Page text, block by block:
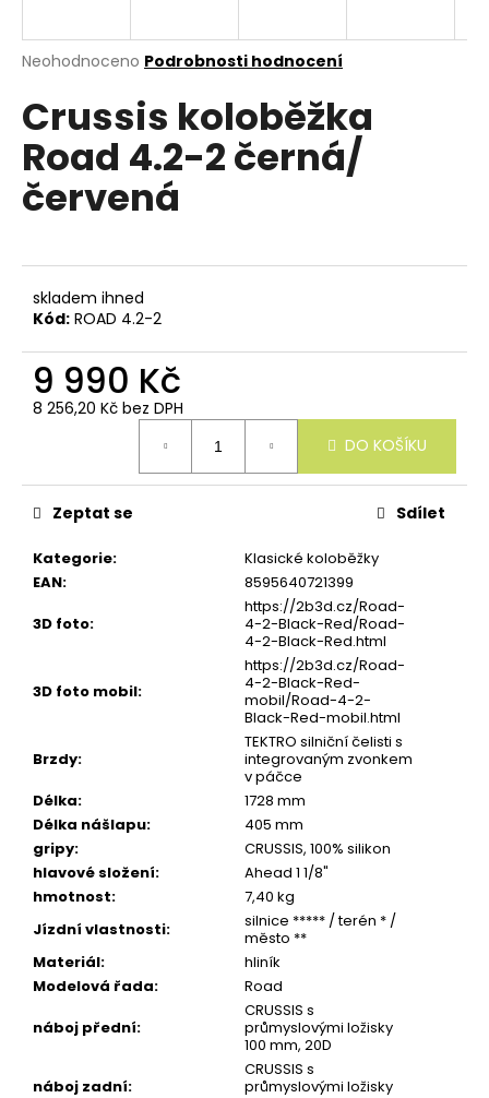
Průměrné
produktu
je
0,0
5
hvězdiček.
Neohodnoceno Podrobnosti hodnocení
Crussis koloběžka
Road 4.2-2 černá/
červená
skladem ihned
Kód: ROAD 4.2-2
9 990 Kč
8 256,20 Kč bez DPH
DO KOŠÍKU
Kategorie:
Klasické koloběžky
EAN:
8595640721399
3D foto:
https://2b3d.cz/Road-
4-2-Black-Red/Road-
4-2-Black-Red.html
3D foto mobil:
https://2b3d.cz/Road-
4-2-Black-Red-
mobil/Road-4-2-
Black-Red-mobil.html
Brzdy:
TEKTRO silniční čelisti s
integrovaným zvonkem
v páčce
Délka:
1728 mm
Délka nášlapu:
405 mm
gripy:
CRUSSIS, 100% silikon
hlavové složení:
Ahead 1 1/8"
hmotnost:
7,40 kg
Jízdní vlastnosti:
silnice ***** / terén * /
město **
Materiál:
hliník
Modelová řada:
Road
náboj přední:
CRUSSIS s
průmyslovými ložisky
100 mm, 20D
náboj zadní:
CRUSSIS s
průmyslovými ložisky
Zeptat se Sdílet
n
a
í
t
?
D
o
u
e